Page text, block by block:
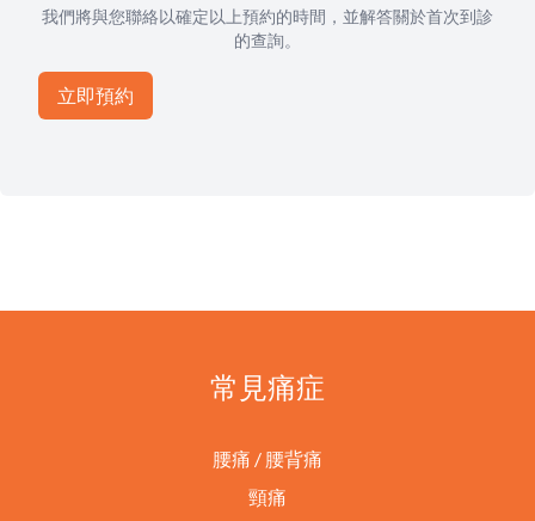
我們將與您聯絡以確定以上預約的時間，並解答關於首次到診
的查詢。
常見痛症
腰痛 / 腰背痛
頸痛